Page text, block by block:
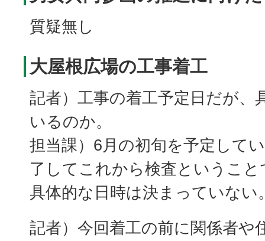
質疑無し
大屋根広場の工事着工
記者）工事の着工予定日だが、
いるのか。
担当課）6月の初旬を予定して
了してこれから検査というこ
具体的な日時は決まっていない
記者）今回着工の前に関係者や